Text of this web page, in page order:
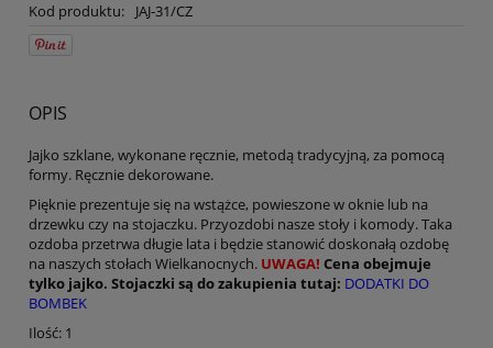
Kod produktu:
JAJ-31/CZ
OPIS
Jajko szklane, wykonane ręcznie, metodą tradycyjną, za pomocą
formy. Ręcznie dekorowane.
Pięknie prezentuje się na wstążce, powieszone w oknie lub na
drzewku czy na stojaczku. Przyozdobi nasze stoły i komody. Taka
ozdoba przetrwa długie lata i będzie stanowić doskonałą ozdobę
na naszych stołach Wielkanocnych. UWAGA! Cena obejmuje
tylko jajko. Stojaczki są do zakupienia tutaj: DODATKI DO
BOMBEK
Ilość: 1